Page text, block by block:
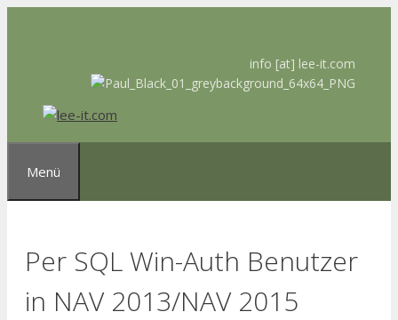
info [at] lee-it.com
Menü
Per SQL Win-Auth Benutzer
in NAV 2013/NAV 2015